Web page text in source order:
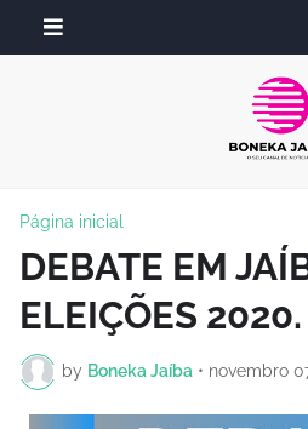
Página inicial
DEBATE EM
ELEIÇÕES 2020.
by Boneka Jaíba • novembro